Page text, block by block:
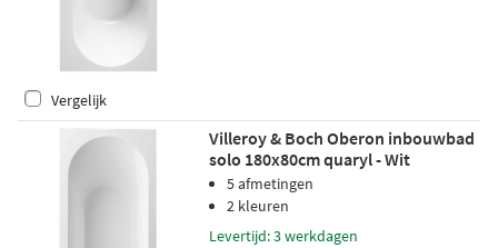
Vergelijk
Villeroy & Boch Oberon inbouwbad
solo 180x80cm quaryl - Wit
5 afmetingen
2 kleuren
Levertijd: 3 werkdagen